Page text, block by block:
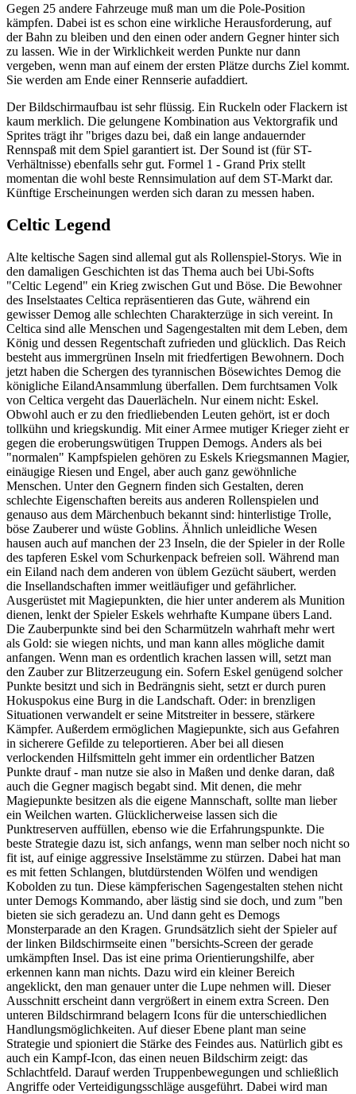
Gegen 25 andere Fahrzeuge muß man um die Pole-Position
kämpfen. Dabei ist es schon eine wirkliche Herausforderung, auf
der Bahn zu bleiben und den einen oder andern Gegner hinter sich
zu lassen. Wie in der Wirklichkeit werden Punkte nur dann
vergeben, wenn man auf einem der ersten Plätze durchs Ziel kommt.
Sie werden am Ende einer Rennserie aufaddiert.
Der Bildschirmaufbau ist sehr flüssig. Ein Ruckeln oder Flackern ist
kaum merklich. Die gelungene Kombination aus Vektorgrafik und
Sprites trägt ihr "briges dazu bei, daß ein lange andauernder
Rennspaß mit dem Spiel garantiert ist. Der Sound ist (für ST-
Verhältnisse) ebenfalls sehr gut. Formel 1 - Grand Prix stellt
momentan die wohl beste Rennsimulation auf dem ST-Markt dar.
Künftige Erscheinungen werden sich daran zu messen haben.
Celtic Legend
Alte keltische Sagen sind allemal gut als Rollenspiel-Storys. Wie in
den damaligen Geschichten ist das Thema auch bei Ubi-Softs
"Celtic Legend" ein Krieg zwischen Gut und Böse. Die Bewohner
des Inselstaates Celtica repräsentieren das Gute, während ein
gewisser Demog alle schlechten Charakterzüge in sich vereint. In
Celtica sind alle Menschen und Sagengestalten mit dem Leben, dem
König und dessen Regentschaft zufrieden und glücklich. Das Reich
besteht aus immergrünen Inseln mit friedfertigen Bewohnern. Doch
jetzt haben die Schergen des tyrannischen Bösewichtes Demog die
königliche EilandAnsammlung überfallen. Dem furchtsamen Volk
von Celtica vergeht das Dauerlächeln. Nur einem nicht: Eskel.
Obwohl auch er zu den friedliebenden Leuten gehört, ist er doch
tollkühn und kriegskundig. Mit einer Armee mutiger Krieger zieht er
gegen die eroberungswütigen Truppen Demogs. Anders als bei
"normalen" Kampfspielen gehören zu Eskels Kriegsmannen Magier,
einäugige Riesen und Engel, aber auch ganz gewöhnliche
Menschen. Unter den Gegnern finden sich Gestalten, deren
schlechte Eigenschaften bereits aus anderen Rollenspielen und
genauso aus dem Märchenbuch bekannt sind: hinterlistige Trolle,
böse Zauberer und wüste Goblins. Ähnlich unleidliche Wesen
hausen auch auf manchen der 23 Inseln, die der Spieler in der Rolle
des tapferen Eskel vom Schurkenpack befreien soll. Während man
ein Eiland nach dem anderen von üblem Gezücht säubert, werden
die Insellandschaften immer weitläufiger und gefährlicher.
Ausgerüstet mit Magiepunkten, die hier unter anderem als Munition
dienen, lenkt der Spieler Eskels wehrhafte Kumpane übers Land.
Die Zauberpunkte sind bei den Scharmützeln wahrhaft mehr wert
als Gold: sie wiegen nichts, und man kann alles mögliche damit
anfangen. Wenn man es ordentlich krachen lassen will, setzt man
den Zauber zur Blitzerzeugung ein. Sofern Eskel genügend solcher
Punkte besitzt und sich in Bedrängnis sieht, setzt er durch puren
Hokuspokus eine Burg in die Landschaft. Oder: in brenzligen
Situationen verwandelt er seine Mitstreiter in bessere, stärkere
Kämpfer. Außerdem ermöglichen Magiepunkte, sich aus Gefahren
in sicherere Gefilde zu teleportieren. Aber bei all diesen
verlockenden Hilfsmitteln geht immer ein ordentlicher Batzen
Punkte drauf - man nutze sie also in Maßen und denke daran, daß
auch die Gegner magisch begabt sind. Mit denen, die mehr
Magiepunkte besitzen als die eigene Mannschaft, sollte man lieber
ein Weilchen warten. Glücklicherweise lassen sich die
Punktreserven auffüllen, ebenso wie die Erfahrungspunkte. Die
beste Strategie dazu ist, sich anfangs, wenn man selber noch nicht so
fit ist, auf einige aggressive Inselstämme zu stürzen. Dabei hat man
es mit fetten Schlangen, blutdürstenden Wölfen und wendigen
Kobolden zu tun. Diese kämpferischen Sagengestalten stehen nicht
unter Demogs Kommando, aber lästig sind sie doch, und zum "ben
bieten sie sich geradezu an. Und dann geht es Demogs
Monsterparade an den Kragen. Grundsätzlich sieht der Spieler auf
der linken Bildschirmseite einen "bersichts-Screen der gerade
umkämpften Insel. Das ist eine prima Orientierungshilfe, aber
erkennen kann man nichts. Dazu wird ein kleiner Bereich
angeklickt, den man genauer unter die Lupe nehmen will. Dieser
Ausschnitt erscheint dann vergrößert in einem extra Screen. Den
unteren Bildschirmrand belagern Icons für die unterschiedlichen
Handlungsmöglichkeiten. Auf dieser Ebene plant man seine
Strategie und spioniert die Stärke des Feindes aus. Natürlich gibt es
auch ein Kampf-Icon, das einen neuen Bildschirm zeigt: das
Schlachtfeld. Darauf werden Truppenbewegungen und schließlich
Angriffe oder Verteidigungsschläge ausgeführt. Dabei wird man